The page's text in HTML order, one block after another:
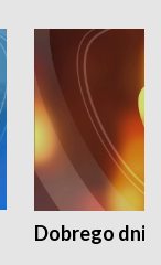
Dobrego dnia